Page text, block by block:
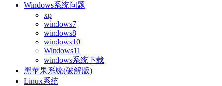
Windows系统问题
xp
windows7
windows8
windows10
Windows11
windows系统下载
黑苹果系统(破解版)
Linux系统